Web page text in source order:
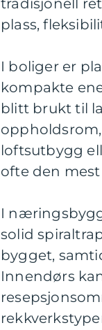
tradisjonell
plass,
I boliger er
kompakte
blitt brukt til
loftsutbygg
ofte den
I
solid
bygget,
Innendørs